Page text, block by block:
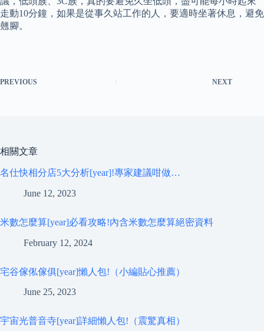
走動10分鐘，如果是從事久站工作的人，要適時坐著休息，避免
翹腳。
PREVIOUS NEXT
相關文章
名仕快相分店5大分析[year]!專家建議咁做…
June 12, 2023
米數怎麼算[year]必看攻略!內含米數怎麼算絕密資料
February 12, 2024
宅谷傢俬傢俱[year]懶人包!（小編貼心推薦）
June 25, 2023
宇宙光普音寺[year]詳細懶人包!（震驚真相）